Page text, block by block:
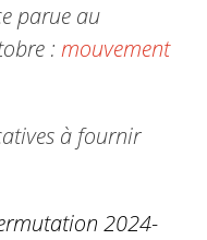
parue au
: mouvement
à fournir
2024-